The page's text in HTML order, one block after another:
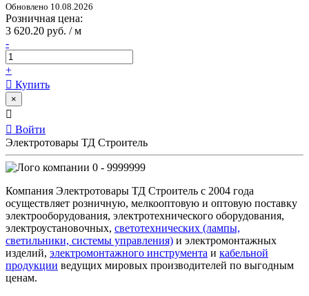
Обновлено 10.08.2026
Розничная цена:
3 620.20 руб. / м
-
+
Купить
×
Войти
Электротовары ТД Строитель
0 - 9999999
Компания Электротовары ТД Строитель с 2004 года
осуществляет розничную, мелкооптовую и оптовую поставку
электрооборудования, электротехнического оборудования,
электроустановочных, светотехнических (лампы,
светильники, системы управления) и электромонтажных
изделий, электромонтажного инструмента и кабельной
продукции ведущих мировых производителей по выгодным
ценам.